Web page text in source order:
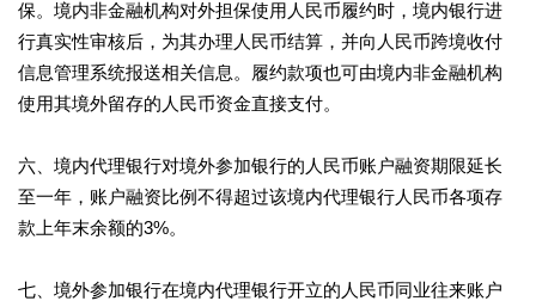
保。境内非金融机构对外担保使用人民币履约时，境内银行进
行真实性审核后，为其办理人民币结算，并向人民币跨境收付
信息管理系统报送相关信息。履约款项也可由境内非金融机构
使用其境外留存的人民币资金直接支付。
六、境内代理银行对境外参加银行的人民币账户融资期限延长
至一年，账户融资比例不得超过该境内代理银行人民币各项存
款上年末余额的3%。
七、境外参加银行在境内代理银行开立的人民币同业往来账户